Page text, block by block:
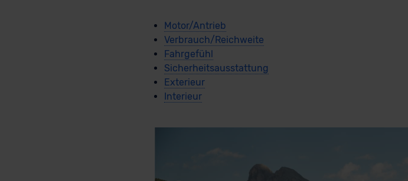
Motor/Antrieb
Verbrauch/Reichweite
Fahrgefühl
Sicherheitsausstattung
Exterieur
Interieur